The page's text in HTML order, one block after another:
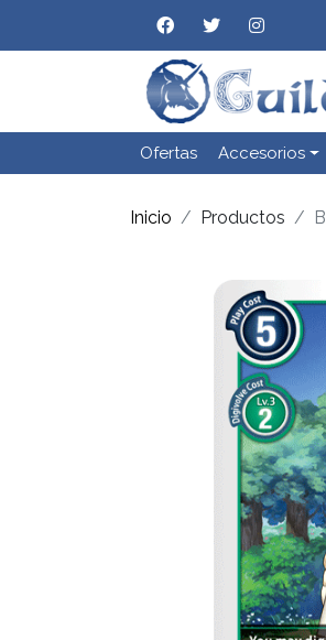
Ofertas Accesorios
Inicio Productos